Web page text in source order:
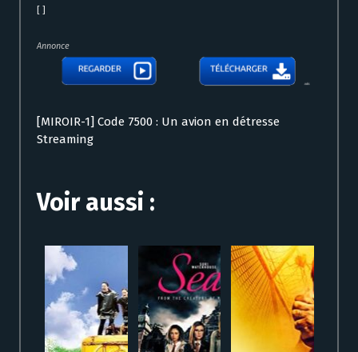
Annonce
[MIROIR-1] Code 7500 : Un avion en détresse
Streaming
Voir aussi :